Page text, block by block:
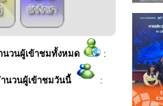
นผู้เข้าชมทั้งหมด :
วนผู้เข้าชมวันนี้ :